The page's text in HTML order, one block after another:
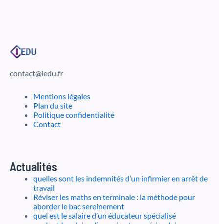
contact@iedu.fr
Mentions légales
Plan du site
Politique confidentialité
Contact
Actualités
quelles sont les indemnités d’un infirmier en arrêt de
travail
Réviser les maths en terminale : la méthode pour
aborder le bac sereinement
quel est le salaire d’un éducateur spécialisé